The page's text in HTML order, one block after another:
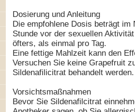
Dosierung und Anleitung
Die empfohlene Dosis beträgt
Stunde vor der sexuellen
öfters, als einmal pro Tag.
Eine fettige Mahlzeit kann den
Versuchen Sie keine Grapefruit
Sildenafilicitrat behandelt werden.
Vorsichtsmaßnahmen
Bevor Sie Sildenafilcitrat